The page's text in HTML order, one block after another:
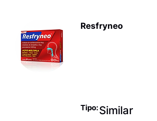
Resfryneo
Tipo:Similar